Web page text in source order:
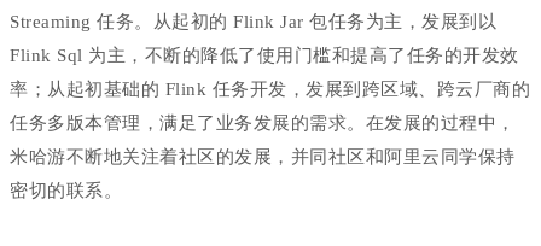
Streaming 任务。从起初的 Flink Jar 包任务为主，发展到以
Flink Sql 为主，不断的降低了使用门槛和提高了任务的开发效
率；从起初基础的 Flink 任务开发，发展到跨区域、跨云厂商的
任务多版本管理，满足了业务发展的需求。在发展的过程中，
米哈游不断地关注着社区的发展，并同社区和阿里云同学保持
密切的联系。